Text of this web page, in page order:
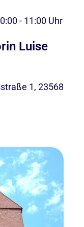
- 11:00 Uhr
Luise
1, 23568